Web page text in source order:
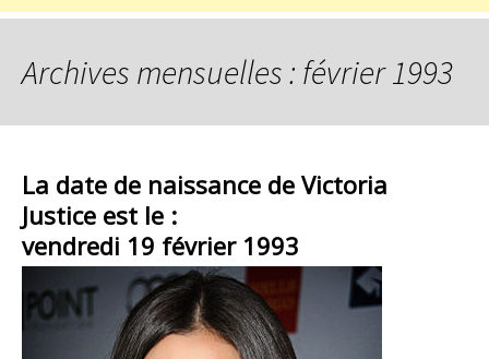
Archives mensuelles : février 1993
La date de naissance de Victoria
Justice est le :
vendredi 19 février 1993